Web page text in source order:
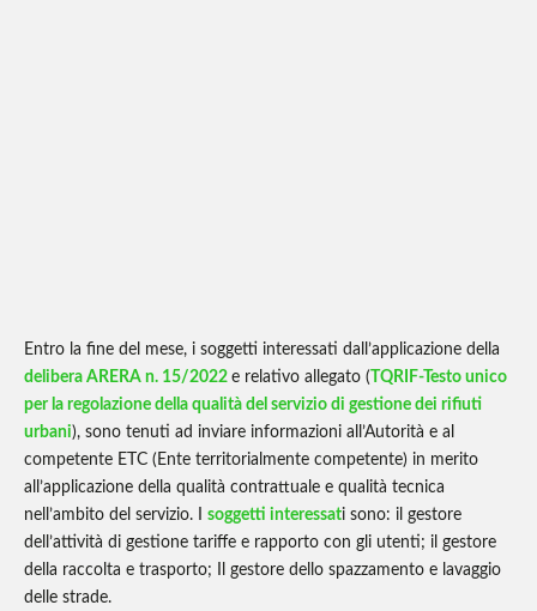
Entro la fine del mese, i soggetti interessati dall’applicazione della
delibera ARERA n. 15/2022 e relativo allegato (TQRIF-Testo unico
per la regolazione della qualità del servizio di gestione dei rifiuti
urbani), sono tenuti ad inviare informazioni all’Autorità e al
competente ETC (Ente territorialmente competente) in merito
all’applicazione della qualità contrattuale e qualità tecnica
nell’ambito del servizio. I soggetti interessati sono: il gestore
dell’attività di gestione tariffe e rapporto con gli utenti; il gestore
della raccolta e trasporto; Il gestore dello spazzamento e lavaggio
delle strade.